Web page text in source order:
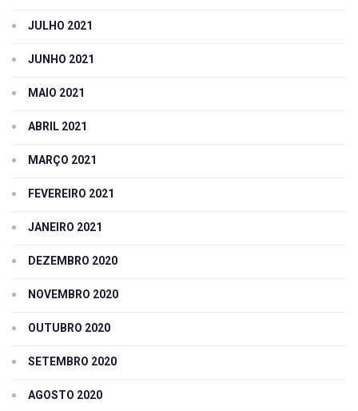
JULHO 2021
JUNHO 2021
MAIO 2021
ABRIL 2021
MARÇO 2021
FEVEREIRO 2021
JANEIRO 2021
DEZEMBRO 2020
NOVEMBRO 2020
OUTUBRO 2020
SETEMBRO 2020
AGOSTO 2020